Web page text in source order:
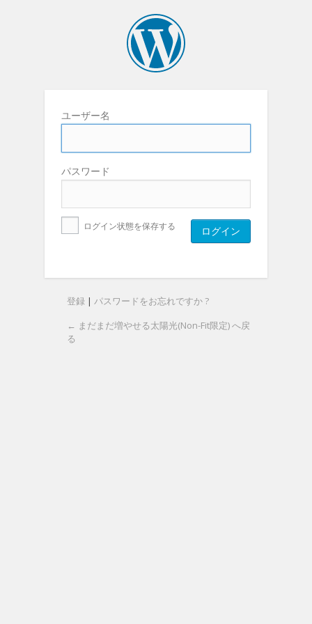
ユーザー名
パスワード
ログイン状態を保存する
登録 | パスワードをお忘れですか ?
← まだまだ増やせる太陽光(Non-Fit限定) へ戻
る